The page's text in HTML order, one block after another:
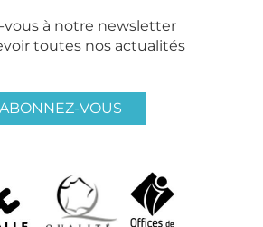
vous à notre newsletter
toutes nos actualités
ABONNEZ-VOUS